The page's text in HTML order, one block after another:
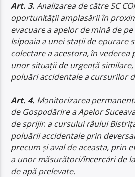
Art. 3.Analizarea de cătreSC
oportunității amplasării în
evacuare a apelor de mină de
Isipoaia a unei stații de epurare
colectare a acestora, în
unor situații de urgență
poluări accidentale a cursurilor
Art. 4. Monitorizarea
de Gospodărire a Apelor
de sprijin a cursului râului
poluării accidentale prin
precum și aval de aceasta, prin
a unor măsurători/încercări de
de apă prelevate.